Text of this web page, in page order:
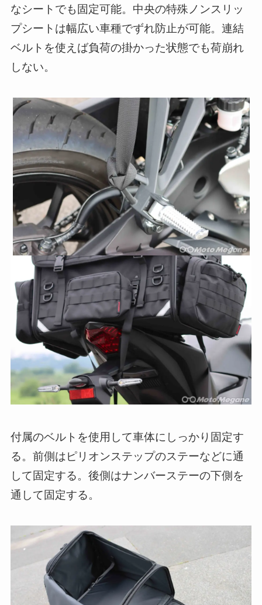
なシートでも固定可能。中央の特殊ノンスリッ
プシートは幅広い車種でずれ防止が可能。連結
ベルトを使えば負荷の掛かった状態でも荷崩れ
しない。
付属のベルトを使用して車体にしっかり固定す
る。前側はピリオンステップのステーなどに通
して固定する。後側はナンバーステーの下側を
通して固定する。